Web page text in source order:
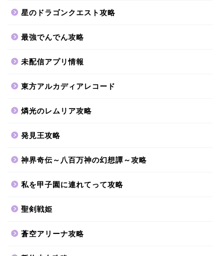
星のドラゴンクエスト攻略
最強でんでん攻略
未配信アプリ情報
東方アルカディアレコード
燐光のレムリア攻略
発見王攻略
神界奇伝～八百万神の幻想譚～攻略
私を甲子園に連れてって攻略
聖剣戦姫
蒼空アリーナ攻略